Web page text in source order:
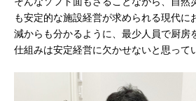
も安定的な施設経営が求められる現代に
減からも分かるように、最少人員で厨房
仕組みは安定経営に欠かせないと思って